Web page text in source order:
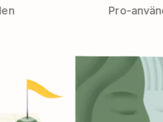
Pro-användare